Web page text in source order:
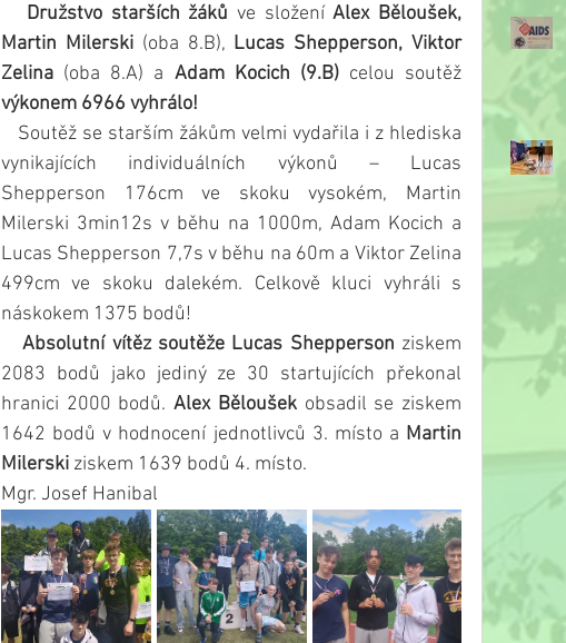
   Družstvo starších žáků
ve složení Alex Běloušek,
Martin Milerski (oba 8.B), Lucas Shepperson, Viktor
Zelina (oba 8.A) a Adam Kocich (9.B)
výkonem 6966 vyhrálo!
vynikajících individuálních výkonů – Lucas
Shepperson 176cm ve skoku vysokém, Martin
Milerski 3min12s v běhu na 1000m, Adam Kocich a
Lucas Shepperson 7,7s v běhu na 60m a Viktor Zelina
499cm ve skoku dalekém. Celkově kluci vyhráli s
náskokem 1375 bodů!
   Absolutní vítěz soutěže Lucas Shepperson
ziskem
2083 bodů jako jediný ze 30 startujících překonal
hranici 2000 bodů. Alex Běloušek obsadil se ziskem
1642 bodů v hodnocení jednotlivců 3. místo a Martin
Milerski ziskem 1639 bodů 4. místo.
Mgr. Josef Hanibal